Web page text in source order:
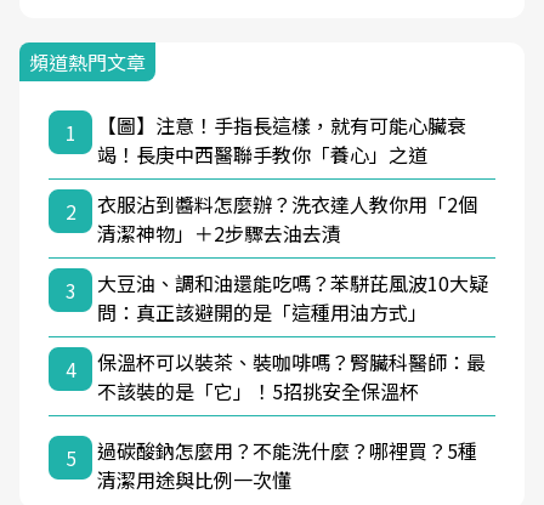
頻道熱門文章
1
【圖】注意！手指長這樣，就有可能心臟衰
竭！長庚中西醫聯手教你「養心」之道
2
衣服沾到醬料怎麼辦？洗衣達人教你用「2個
清潔神物」＋2步驟去油去漬
3
大豆油、調和油還能吃嗎？苯駢芘風波10大疑
問：真正該避開的是「這種用油方式」
4
保溫杯可以裝茶、裝咖啡嗎？腎臟科醫師：最
不該裝的是「它」！5招挑安全保溫杯
5
過碳酸鈉怎麼用？不能洗什麼？哪裡買？5種
清潔用途與比例一次懂